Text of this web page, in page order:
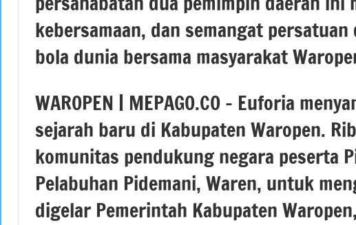
kebersamaan, dan semangat
bola dunia bersama masyarakat
WAROPEN | MEPAGO.CO – Euforia
sejarah baru di Kabupaten Waropen.
komunitas pendukung negara peserta
Pelabuhan Pidemani, Waren, untuk
digelar Pemerintah Kabupaten